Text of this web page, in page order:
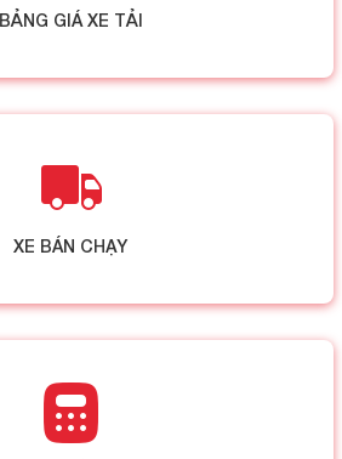
BẢNG GIÁ XE TẢI
XE BÁN CHẠY